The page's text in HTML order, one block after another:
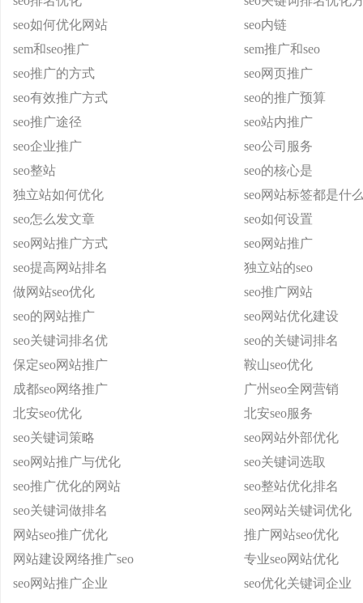
seo如何优化网站
seo内链
sem和seo推广
sem推广和seo
seo推广的方式
seo网页推广
seo有效推广方式
seo的推广预算
seo推广途径
seo站内推广
seo企业推广
seo公司服务
seo整站
seo的核心是
独立站如何优化
seo网站标签都是什
seo怎么发文章
seo如何设置
seo网站推广方式
seo网站推广
seo提高网站排名
独立站的seo
做网站seo优化
seo推广网站
seo的网站推广
seo网站优化建设
seo关键词排名优
seo的关键词排名
保定seo网站推广
鞍山seo优化
成都seo网络推广
广州seo全网营销
北安seo优化
北安seo服务
seo关键词策略
seo网站外部优化
seo网站推广与优化
seo关键词选取
seo推广优化的网站
seo整站优化排名
seo关键词做排名
seo网站关键词优化
网站seo推广优化
推广网站seo优化
网站建设网络推广seo
专业seo网站优化
seo网站推广企业
seo优化关键词企业